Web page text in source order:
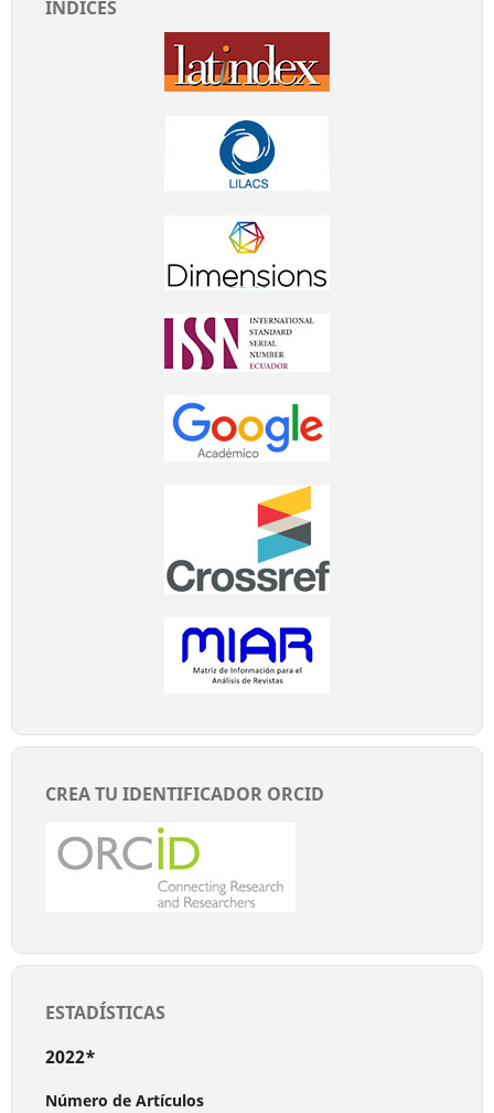
ÍNDICES
CREA TU IDENTIFICADOR ORCID
ESTADÍSTICAS
2022*
Número de Artículos